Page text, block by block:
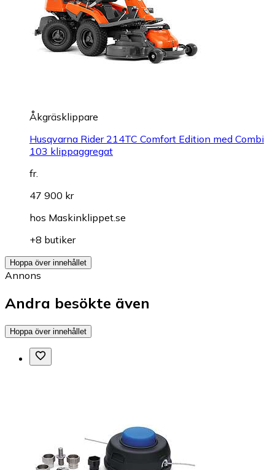
Åkgräsklippare
Husqvarna Rider 214TC Comfort Edition med Combi
103 klippaggregat
fr.
47 900 kr
hos Maskinklippet.se
+8 butiker
Hoppa över innehållet
Annons
Andra besökte även
Hoppa över innehållet